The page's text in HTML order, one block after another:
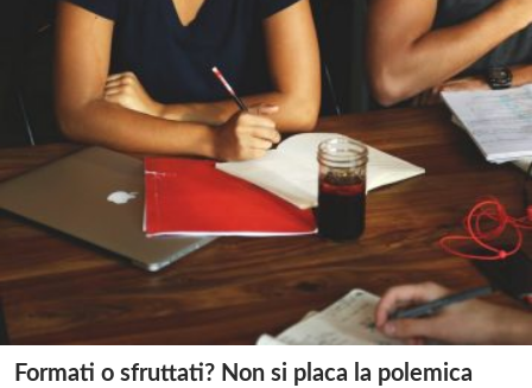
Formati o sfruttati? Non si placa la polemica